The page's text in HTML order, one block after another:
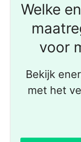
Welke
voor
Bekijk
met het